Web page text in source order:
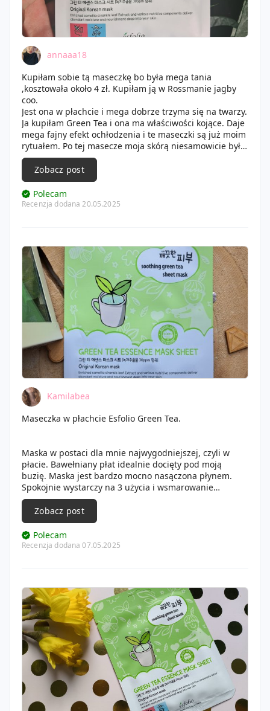
annaaa18
Kupiłam sobie tą maseczkę bo była mega tania
,kosztowała około 4 zł. Kupiłam ją w Rossmanie jagby
coo.
Jest ona w płachcie i mega dobrze trzyma się na twarzy.
Ja kupiłam Green Tea i ona ma właściwości kojące. Daje
mega fajny efekt ochłodzenia i te maseczki są już moim
rytuałem. Po tej masecze moja skórą niesamowicie była
nawilżona , aż się świeciła. Wogole nie podraznia skóry
i nieszczypie.Dziewczyny mega ją polecam🫶❤️🍵
Zobacz post
Polecam
Recenzja dodana 20.05.2025
Kamilabea
Maseczka w płachcie Esfolio Green Tea.
Maska w postaci dla mnie najwygodniejszej, czyli w
płacie. Bawełniany płat idealnie docięty pod moją
buzię. Maska jest bardzo mocno nasączona płynem.
Spokojnie wystarczy na 3 użycia i wsmarowanie
pozostałości. Moja buzia po poparzeniu słonecznym
szybko się zregenerowała i nawilżyła. Przestała się
łuszczyć i swędzieć. Drobne skórki się wygładziły i
wyrównały.
Zobacz post
Polecam
Recenzja dodana 07.05.2025